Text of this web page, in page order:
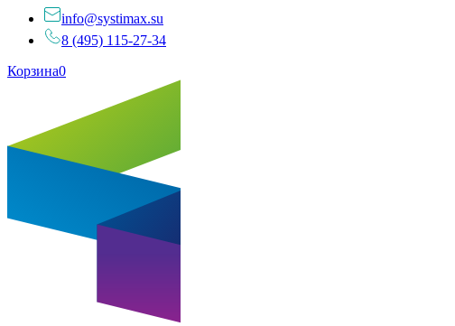
info@systimax.su
8 (495) 115-27-34
Корзина0